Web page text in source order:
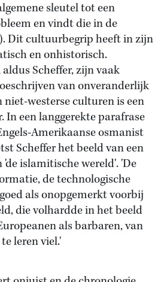
sleutel tot een
en vindt die in de
Dit cultuurbegrip heeft in zijn
en onhistorisch.
Scheffer, zijn vaak
van onveranderlijk
westerse culturen is een
In een langgerekte parafrase
Amerikaanse osmanist
Scheffer het beeld van een
islamitische wereld'. 'De
de technologische
als onopgemerkt voorbij
die volhardde in het beeld
als barbaren, van
leren viel.'